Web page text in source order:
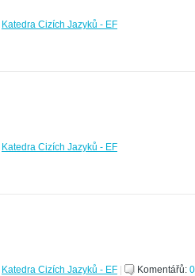
Katedra Cizích Jazyků - EF
Katedra Cizích Jazyků - EF
Katedra Cizích Jazyků - EF Komentářů: 0